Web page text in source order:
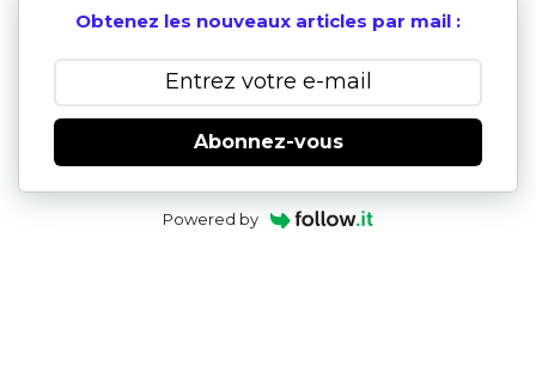
Obtenez les nouveaux articles par mail :
Abonnez-vous
Powered by